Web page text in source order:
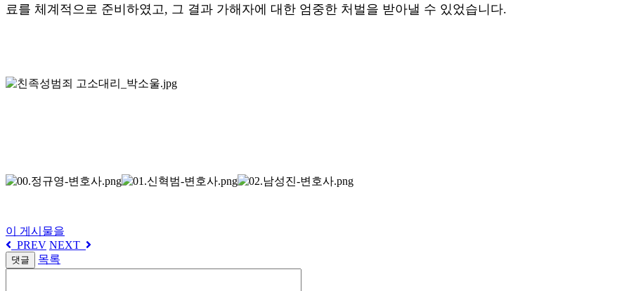
료를 체계적으로 준비하였고, 그 결과 가해자에 대한 엄중한 처벌을 받아낼 수 있었습니다.
이 게시물을
PREV NEXT
댓글 목록